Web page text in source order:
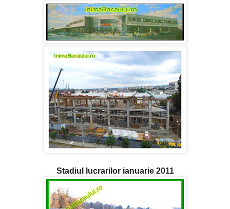
Stadiul lucrarilor ianuarie 2011